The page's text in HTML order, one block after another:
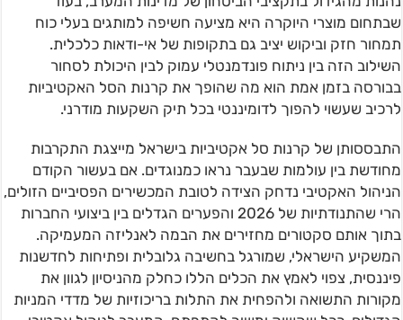
שבתחום מוצרי היוקרה היא מציעה חשיפה למותגים בעלי כוח
תמחור חזק וביקוש יציב גם בתקופות של אי-ודאות כלכלית.
השילוב הזה בין ניתוח פונדמנטלי עמוק לבין היכולת לסחור
בבורסה בזמן אמת הוא מה שהופך את קרנות הסל האקטיביות
לרכיב שעשוי להפוך לדומיננטי בכל תיק השקעות מודרני.
התבססותן של קרנות סל אקטיביות בישראל מייצגת התקרבות
מחודשת בין עולמות שבעבר נראו כמנוגדים. אם בעשור הקודם
הניהול האקטיבי נדחק הצידה לטובת המכשירים הפסיביים הזולים,
הרי שהתנודתיות של 2026 והפערים הגדלים בין ביצועי החברות
בתוך אותם סקטורים מחזירים את הבמה לאנליזה המעמיקה.
המשקיע הישראלי, שמורגל בחשיבה גלובלית ופתיחות לחדשנות
פיננסית, צפוי לאמץ את הכלים הללו כחלק מהניסיון לגוון את
מקורות התשואה ולהפחית את התלות בריכוזיות של מדדי המניות